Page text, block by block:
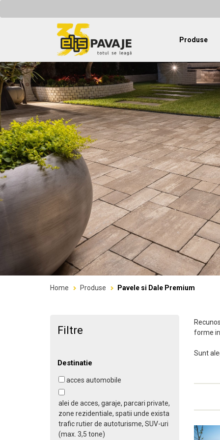
Produse
Home Produse Pavele si Dale Premium
Filtre
Destinatie
acces automobile
alei de acces, garaje, parcari private,
zone rezidentiale, spatii unde exista
trafic rutier de autoturisme, SUV-uri
(max. 3,5 tone)
forme
Sunt